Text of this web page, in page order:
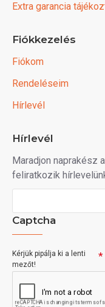
Extra garancia
Fiókkezelés
Fiókom
Rendeléseim
Hírlevél
Hírlevél
Maradjon naprakész
feliratkozik
Captcha
Kérjük pipálja ki a lenti
mezőt!